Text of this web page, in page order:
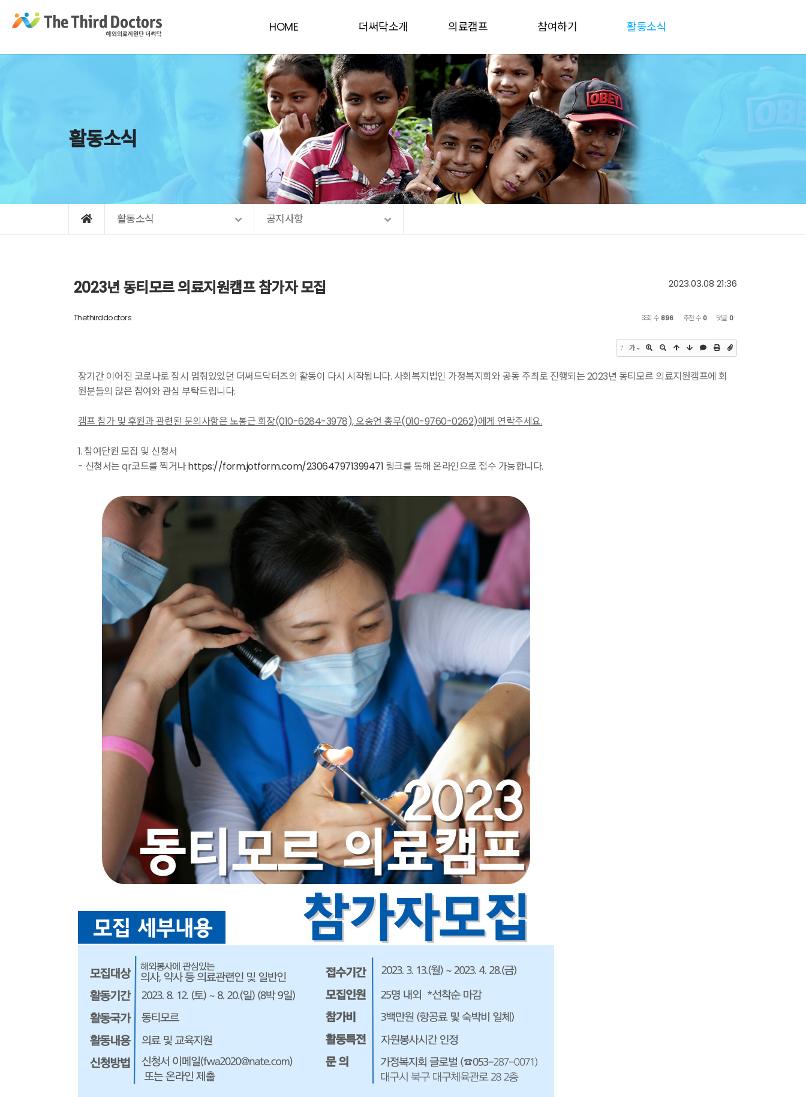
HOME 더써닥소개
인사말
더·써·닥소개
연혁
함께하는 사람들
Contact Us
의료캠프
동티모르
네팔
우간다
캄보디아
케냐
참여하기
후원하기
재능기부
물품후원
후원 및 결산보고
활동소식
공지사항
활동소식
자료실
갤러리
Q&A
활동소식
활동소식 공지사항
2023.03.08 21:36
2023년 동티모르 의료지원캠프 참가자 모집
Thethirddoctors 조회 수 896 추천 수0 댓글 0
? 가
장기간 이어진 코로나로 잠시 멈춰있었던 더써드닥터즈의 활동이 다시 시작됩니다. 사회복지법인 가정복지회와 공동 주최로 진행되는 2023년 동티모르 의료지원캠프에 회
원분들의 많은 참여와 관심 부탁드립니다.
캠프 참가 및 후원과 관련된 문의사항은 노봉근 회장(010-6284-3978), 오송언 총무(010-9760-0262)에게 연락주세요.
1. 참여단원 모집 및 신청서
- 신청서는 qr코드를 찍거나https://form.jotform.com/230647971399471 링크를 통해 온라인으로 접수 가능합니다.
Sketchbook5, 스케치북5
Sketchbook5, 스케치북5